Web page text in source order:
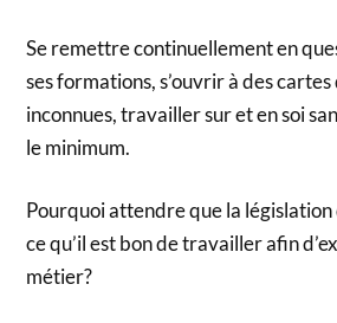
Se remettre continuellement en
ses formations, s’ouvrir à des
inconnues, travailler sur et en soi
le minimum.
Pourquoi attendre que la législation
ce qu’il est bon de travailler afin
métier?